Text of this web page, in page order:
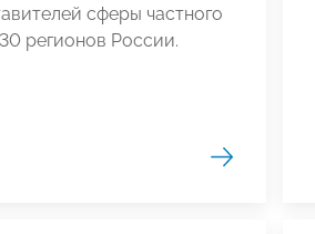
сферы частного
регионов России.